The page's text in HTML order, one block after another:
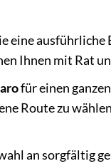
eine
Ihnen mit Rat
für einen
Route zu
an sorgfältig